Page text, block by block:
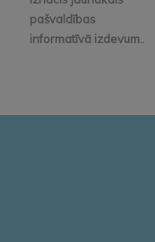
pašvaldības
informatīvā izdevum...